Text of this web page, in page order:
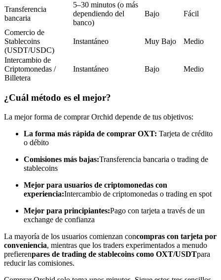
Copiar Trading
Únete a los mejores traders
Conviértete en un Trader de Copia
Disfruta del reparto de beneficios y comisiones de copy trading
Información
Análisis de big data que incluye información comercial, etc.
Transferencia
bancaria
5–30 minutos (o más
dependiendo del
banco)
Bajo Fácil
Comercio de
Stablecoins
(USDT/USDC)
Instantáneo Muy Bajo Medio
Intercambio de
Criptomonedas /
Billetera
Instantáneo Bajo Medio
¿Cuál método es el mejor?
La mejor forma de comprar Orchid depende de tus objetivos:
La forma más rápida de comprar OXT: Tarjeta de crédito
o débito
Comisiones más bajas:Transferencia bancaria o trading de
stablecoins
Mejor para usuarios de criptomonedas con
experiencia:Intercambio de criptomonedas o trading en spot
Mejor para principiantes:Pago con tarjeta a través de un
exchange de confianza
La mayoría de los usuarios comienzan concompras con tarjeta por
conveniencia, mientras que los traders experimentados a menudo
prefierenpares de trading de stablecoins como OXT/USDTpara
reducir las comisiones.